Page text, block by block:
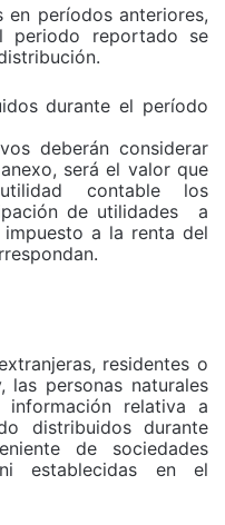
en períodos anteriores,
reportado se
durante el período
deberán considerar
será el valor que
utilidad contable
los
de utilidades
a
a la renta del
residentes o
las personas naturales
información relativa a
distribuidos durante
de sociedades
establecidas en el